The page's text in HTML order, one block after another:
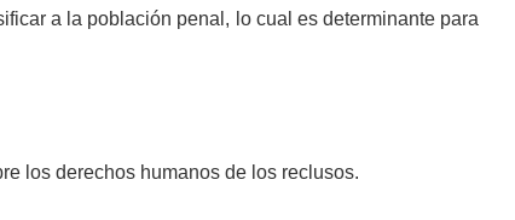
a la población penal, lo cual es determinante para
los derechos humanos de los reclusos.